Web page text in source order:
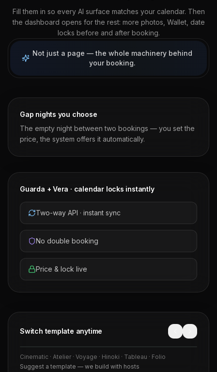
Fill them in so every AI surface matches your calendar. Then
the dashboard opens for the rest: more photos, Wallet, date
locks before and after booking.
Not just a page — the whole machinery behind
your booking.
Gap nights you choose
The empty night between two bookings — you set the
price, the system offers it automatically.
Guarda + Vera · calendar locks instantly
Two-way API · instant sync
No double booking
Price & lock live
Switch template anytime
CINEMATIC
Cinematic · Atelier · Voyage · Hinoki · Tableau · Folio
Suggest a template — we build with hosts